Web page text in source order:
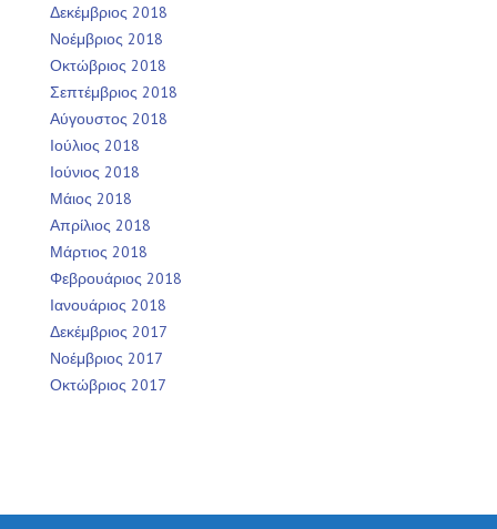
Δεκέμβριος 2018
Νοέμβριος 2018
Οκτώβριος 2018
Σεπτέμβριος 2018
Αύγουστος 2018
Ιούλιος 2018
Ιούνιος 2018
Μάιος 2018
Απρίλιος 2018
Μάρτιος 2018
Φεβρουάριος 2018
Ιανουάριος 2018
Δεκέμβριος 2017
Νοέμβριος 2017
Οκτώβριος 2017